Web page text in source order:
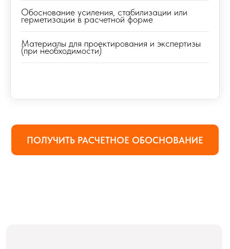
Обоснование усиления, стабилизации или
герметизации в расчетной форме
Материалы для проектирования и экспертизы
(при необходимости)
ПОЛУЧИТЬ РАСЧЕТНОЕ ОБОСНОВАНИЕ
экспертами компании
100+
200+
лет совокупной
40+